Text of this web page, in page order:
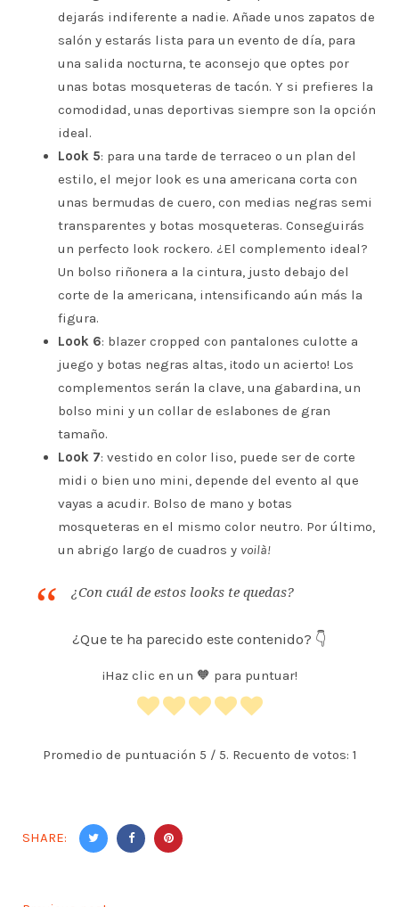
dejarás indiferente a nadie. Añade unos zapatos de
salón y estarás lista para un evento de día, para
una salida nocturna, te aconsejo que optes por
unas botas mosqueteras de tacón. Y si prefieres la
comodidad, unas deportivas siempre son la opción
ideal.
Look 5: para una tarde de terraceo o un plan del
estilo, el mejor look es una americana corta con
unas bermudas de cuero, con medias negras semi
transparentes y botas mosqueteras. Conseguirás
un perfecto look rockero. ¿El complemento ideal?
Un bolso riñonera a la cintura, justo debajo del
corte de la americana, intensificando aún más la
figura.
Look 6: blazer cropped con pantalones culotte a
juego y botas negras altas, ¡todo un acierto! Los
complementos serán la clave, una gabardina, un
bolso mini y un collar de eslabones de gran
tamaño.
Look 7: vestido en color liso, puede ser de corte
midi o bien uno mini, depende del evento al que
vayas a acudir. Bolso de mano y botas
mosqueteras en el mismo color neutro. Por último,
un abrigo largo de cuadros y voilà!
¿Con cuál de estos looks te quedas?
¿Que te ha parecido este contenido? 👇
¡Haz clic en un 🧡 para puntuar!
Promedio de puntuación 5 / 5. Recuento de votos: 1
SHARE: